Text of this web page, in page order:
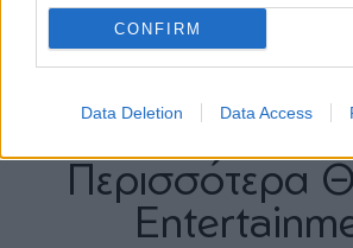
CONFIRM
Data Deletion Data Access
Περισσότερα